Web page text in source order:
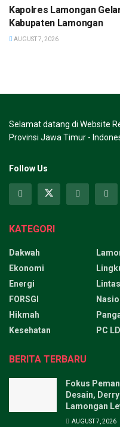
Kapolres Lamongan
Kabupaten Lamongan
AUGUST 7, 2026
Selamat datang di Website
Provinsi Jawa Timur -
Follow Us
KATEGORI
Dakwah
Ekonomi
Energi
FORSGI
Hikmah
Kesehatan
PC LDII
BERITA TERBARU
Fokus
Desain,
Lamongan
AUGUST 7, 2026